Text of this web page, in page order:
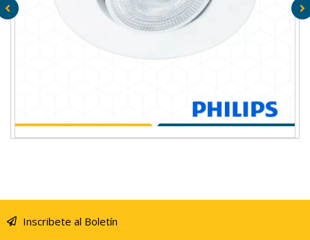
EMPOTRABLE PHILIPS
Inscribete al Boletín